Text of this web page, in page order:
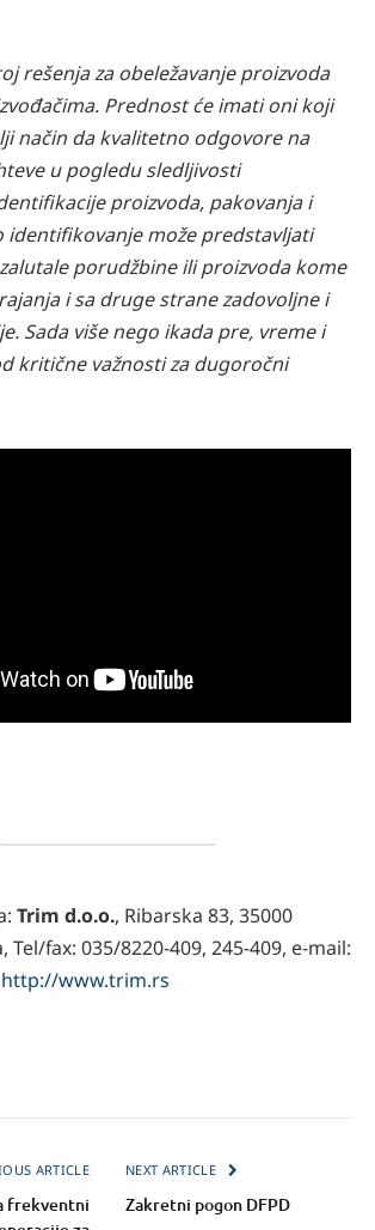
rešenja za obeležavanje proizvoda
Prednost će imati oni koji
način da kvalitetno odgovore na
u pogledu sledljivosti
proizvoda, pakovanja i
identifikovanje može predstavljati
porudžbine ili proizvoda kome
i sa druge strane zadovoljne i
Sada više nego ikada pre, vreme i
kritične važnosti za dugoročni
Trim d.o.o., Ribarska 83, 35000
Tel/fax: 035/8220-409, 245-409, e-mail:
http://www.trim.rs
ARTICLE
frekventni
NEXT ARTICLE
Zakretni pogon DFPD